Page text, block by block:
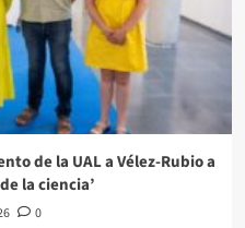
de la UAL a Vélez-Rubio a
la ciencia’
0